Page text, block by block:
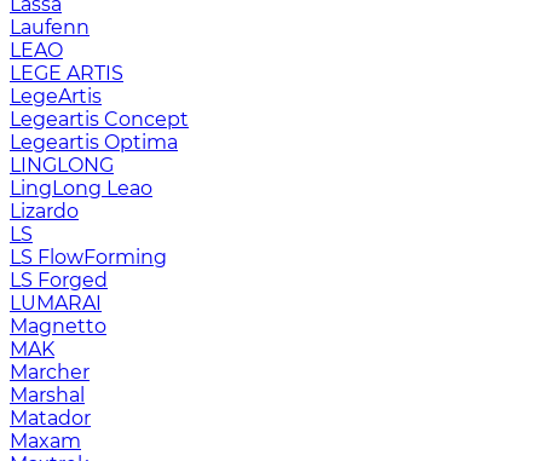
Laufenn
LEAO
LEGE ARTIS
LegeArtis
Legeartis Concept
Legeartis Optima
LINGLONG
LingLong Leao
Lizardo
LS
LS FlowForming
LS Forged
LUMARAI
Magnetto
MAK
Marcher
Marshal
Matador
Maxam